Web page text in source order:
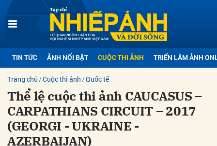
TIN TỨC ẢNH NỔI BẬT CUỘC THI ẢNH TRIỂN LÃM ẢNH
Trang chủ Cuộc thi ảnh Quốc tế
Thể lệ cuộc thi ảnh CAUCASUS –
CARPATHIANS CIRCUIT – 2017
(GEORGI - UKRAINE -
AZERBAIJAN)
luận